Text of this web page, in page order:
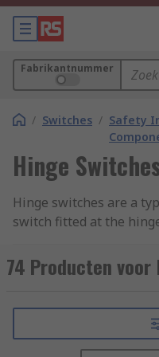
Fabrikantnummer
/ Switches / Safety
Hinge
Hinge switches are a
switch fitted at the
to the normal function
linked up to thepower
time. Hinge switches
traditional door
74 Producten voor